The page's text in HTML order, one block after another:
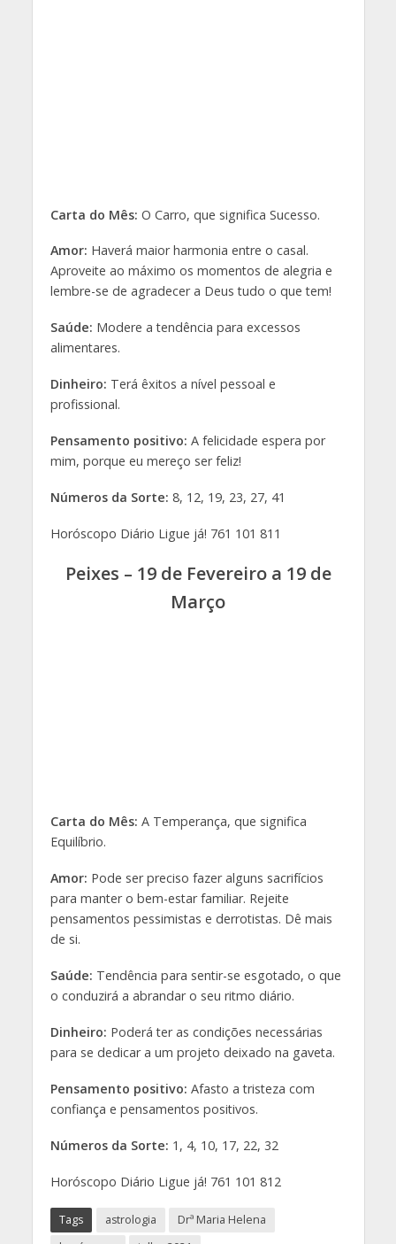
Horóscopo Diário Ligue já! 761 101 811
Peixes – 19 de Fevereiro a 19 de
Março
Carta do Mês:
Amor:Pode ser preciso fazer alguns sacrifícios
pensamentos pessimistas e derrotistas. Dê mais
de si.
Saúde:Tendência para sentir-se esgotado, o que
o conduzirá a abrandar o seu ritmo diário.
Dinheiro:
Poderá ter as condições necessárias
para se dedicar a um projeto deixado na gaveta.
ASTROLOGIA
Fevereiro 2020
Janeiro 15, 2020
ASTROLOGIA
PEIXES
ASTROLOGIA